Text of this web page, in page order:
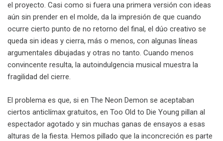
el proyecto. Casi como si fuera una primera versión con ideas
aún sin prender en el molde, da la impresión de que cuando
ocurre cierto punto de no retorno del final, el dúo creativo se
queda sin ideas y cierra, más o menos, con algunas líneas
argumentales dibujadas y otras no tanto. Cuando menos
convincente resulta, la autoindulgencia musical muestra la
fragilidad del cierre.
El problema es que, si en The Neon Demon se aceptaban
ciertos anticlímax gratuitos, en Too Old to Die Young pillan al
espectador agotado y sin muchas ganas de ensayos a esas
alturas de la fiesta. Hemos pillado que la inconcreción es parte